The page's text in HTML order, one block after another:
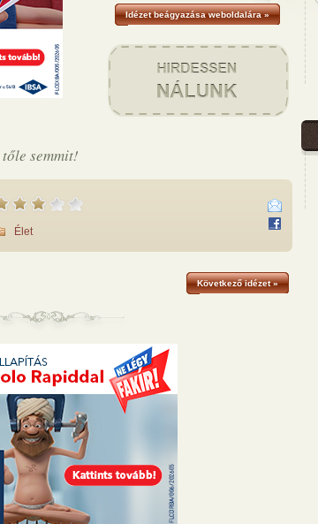
Idézet beágyazása weboldalára »
semmit!
Élet
Következő idézet »